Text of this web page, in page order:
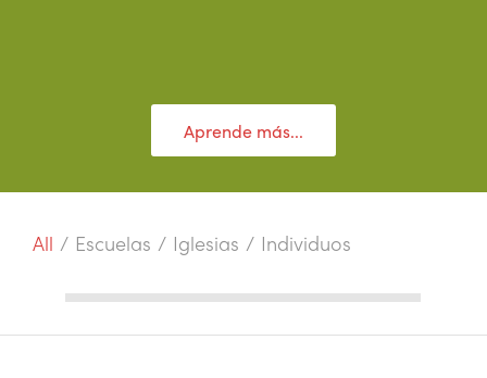
Aprende más...
All / Escuelas / Iglesias / Individuos